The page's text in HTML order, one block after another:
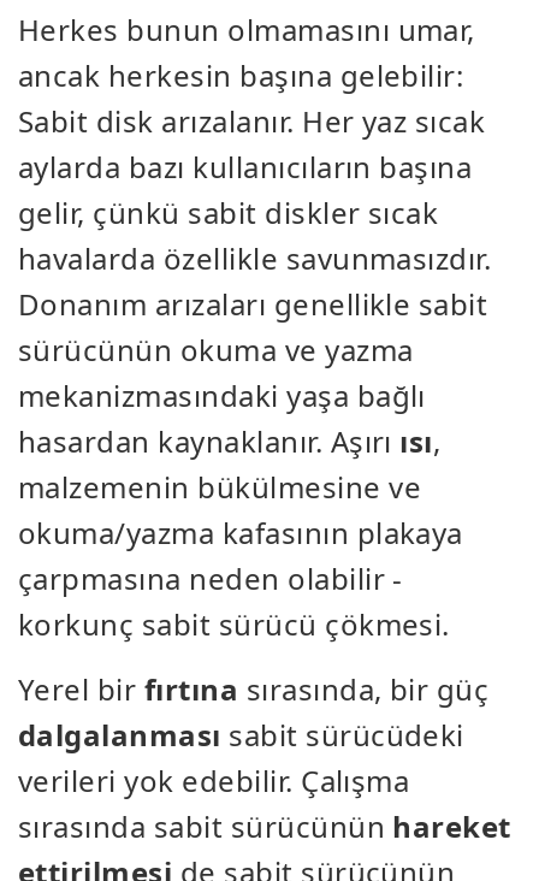
Herkes bunun olmamasını umar,
ancak herkesin başına gelebilir:
Sabit disk arızalanır. Her yaz sıcak
aylarda bazı kullanıcıların başına
gelir, çünkü sabit diskler sıcak
havalarda özellikle savunmasızdır.
Donanım arızaları genellikle sabit
sürücünün okuma ve yazma
mekanizmasındaki yaşa bağlı
hasardan kaynaklanır. Aşırı ısı,
malzemenin bükülmesine ve
okuma/yazma kafasının plakaya
çarpmasına neden olabilir -
korkunç sabit sürücü çökmesi.
Yerel bir fırtına sırasında, bir güç
dalgalanması sabit sürücüdeki
verileri yok edebilir. Çalışma
sırasında sabit sürücünün hareket
ettirilmesi de sabit sürücünün